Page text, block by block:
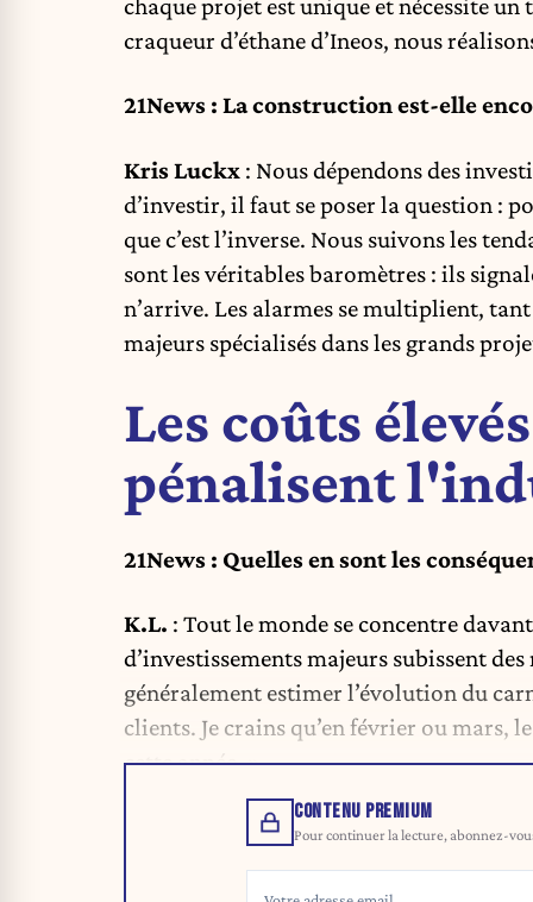
chaque projet est unique et nécessite
craqueur d’éthane d’Ineos, nous
21News : La construction est-elle
Kris Luckx : Nous dépendons des
d’investir, il faut se poser la question :
que c’est l’inverse. Nous suivons les
sont les véritables baromètres : ils
n’arrive. Les alarmes se multiplient,
majeurs spécialisés dans les grands
Les coûts
pénalisent
21News : Quelles en sont les
K.L. : Tout le monde se concentre
d’investissements majeurs subissent
généralement estimer l’évolution du
clients. Je crains qu’en février ou mars,
cette année. »
CONTENU PREMIUM
Pour continuer la lecture, abonnez-